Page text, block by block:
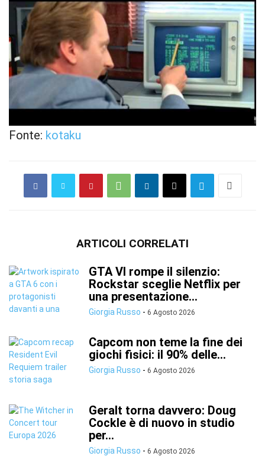
Fonte: kotaku
ARTICOLI CORRELATI
GTA VI rompe il silenzio:
Rockstar sceglie Netflix per
una presentazione...
Giorgia Russo - 6 Agosto 2026
Capcom non teme la fine dei
giochi fisici: il 90% delle...
Giorgia Russo - 6 Agosto 2026
Geralt torna davvero: Doug
Cockle è di nuovo in studio
per...
Giorgia Russo - 6 Agosto 2026